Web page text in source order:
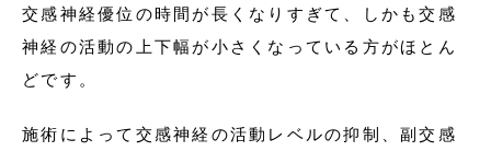
交感神経優位の時間が長くなりすぎて、しかも交感
神経の活動の上下幅が小さくなっている方がほとん
どです。
施術によって交感神経の活動レベルの抑制、副交感